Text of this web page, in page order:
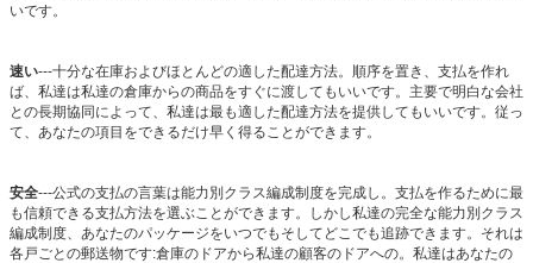
いです。
速い---十分な在庫およびほとんどの適した配達方法。順序を置き、支払を作れ
ば、私達は私達の倉庫からの商品をすぐに渡してもいいです。主要で明白な会社
との長期協同によって、私達は最も適した配達方法を提供してもいいです。従っ
て、あなたの項目をできるだけ早く得ることができます。
安全---公式の支払の言葉は能力別クラス編成制度を完成し。支払を作るために最
も信頼できる支払方法を選ぶことができます。しかし私達の完全な能力別クラス
編成制度、あなたのパッケージをいつでもそしてどこでも追跡できます。それは
各戸ごとの郵送物です:倉庫のドアから私達の顧客のドアへの。私達はあなたの